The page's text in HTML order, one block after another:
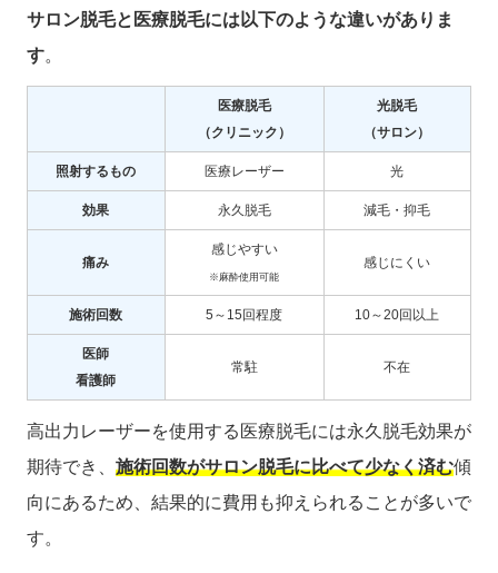
サロン脱毛と医療脱毛には以下のような違いがありま
す。
医療脱毛
（クリニック）
光脱毛
（サロン）
照射するもの 医療レーザー 光
効果 永久脱毛 減毛・抑毛
痛み
感じやすい
※麻酔使用可能
感じにくい
施術回数 5～15回程度 10～20回以上
医師
看護師
常駐 不在
高出力レーザーを使用する医療脱毛には永久脱毛効果が
期待でき、 施術回数がサロン脱毛に比べて少なく済む傾
向にあるため、結果的に費用も抑えられることが多いで
す。